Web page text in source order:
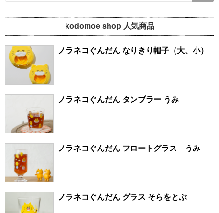
kodomoe shop 人気商品
ノラネコぐんだん なりきり帽子（大、小）
ノラネコぐんだん タンブラー うみ
ノラネコぐんだん フロートグラス うみ
ノラネコぐんだん グラス そらをとぶ